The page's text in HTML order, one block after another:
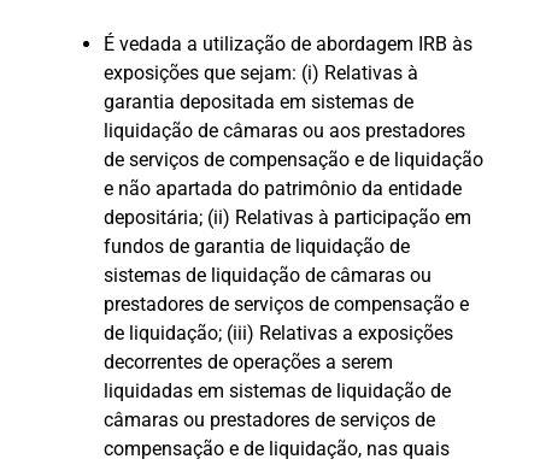
É vedada a utilização de abordagem IRB às
exposições que sejam: (i) Relativas à
garantia depositada em sistemas de
liquidação de câmaras ou aos prestadores
de serviços de compensação e de liquidação
e não apartada do patrimônio da entidade
depositária; (ii) Relativas à participação em
fundos de garantia de liquidação de
sistemas de liquidação de câmaras ou
prestadores de serviços de compensação e
de liquidação; (iii) Relativas a exposições
decorrentes de operações a serem
liquidadas em sistemas de liquidação de
câmaras ou prestadores de serviços de
compensação e de liquidação, nas quais